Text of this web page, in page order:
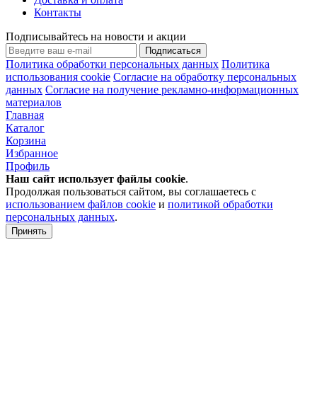
Контакты
Подписывайтесь на новости и акции
Подписаться
Политика обработки персональных данных Политика
использования cookie Согласие на обработку персональных
данных Согласие на получение рекламно-информационных
материалов
Главная
Каталог
Корзина
Избранное
Профиль
Наш сайт использует файлы cookie.
Продолжая пользоваться сайтом, вы соглашаетесь с
использованием файлов cookie и политикой обработки
персональных данных.
Принять